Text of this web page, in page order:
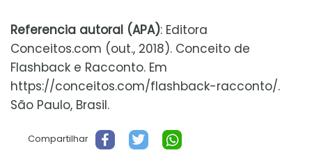
Referencia autoral (APA): Editora
Conceitos.com (out., 2018). Conceito de
Flashback e Racconto. Em
https://conceitos.com/flashback-racconto/.
São Paulo, Brasil.
Compartilhar